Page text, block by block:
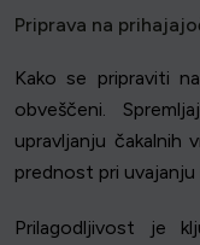
Priprava na
Kako se pripraviti
obveščeni.
upravljanju čakalnih
prednost pri
Prilagodljivost je